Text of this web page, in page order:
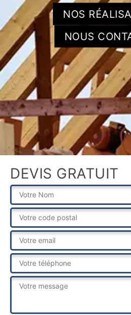
NOS
NOUS
DEVIS GRATUIT